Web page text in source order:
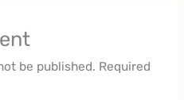
be published. Required